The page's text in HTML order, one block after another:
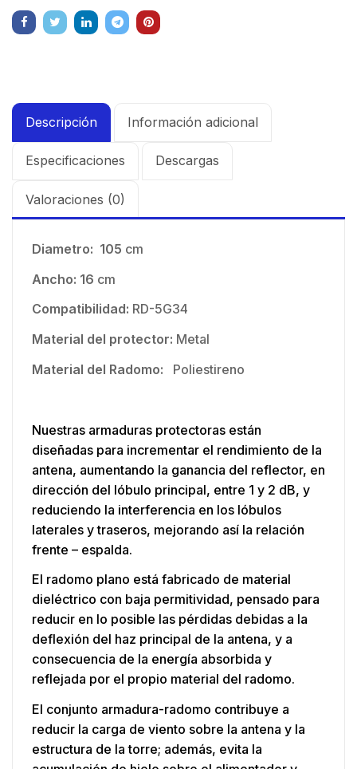
Descripción Información adicional
Especificaciones Descargas
Valoraciones (0)
Diametro: 105 cm
Ancho: 16 cm
Compatibilidad: RD-5G34
Material del protector: Metal
Material del Radomo: Poliestireno
Nuestras armaduras protectoras están
diseñadas para incrementar el rendimiento de la
antena, aumentando la ganancia del reflector, en
dirección del lóbulo principal, entre 1 y 2 dB, y
reduciendo la interferencia en los lóbulos
laterales y traseros, mejorando así la relación
frente – espalda.
El radomo plano está fabricado de material
dieléctrico con baja permitividad, pensado para
reducir en lo posible las pérdidas debidas a la
deflexión del haz principal de la antena, y a
consecuencia de la energía absorbida y
reflejada por el propio material del radomo.
El conjunto armadura-radomo contribuye a
reducir la carga de viento sobre la antena y la
estructura de la torre; además, evita la